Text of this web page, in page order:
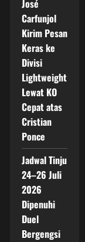
José
Carfunjol
Kirim Pesan
Keras ke
Divisi
Lightweight
Lewat KO
Cepat atas
Cristian
Ponce
Jadwal Tinju
24–26 Juli
2026
Dipenuhi
Duel
Bergengsi